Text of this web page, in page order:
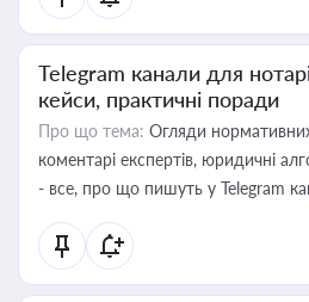
Telegram канали для
кейси, практичні поради
Про що тема: Огляди
коментарі експертів, юридичні
- все, про що пишуть у Telegram